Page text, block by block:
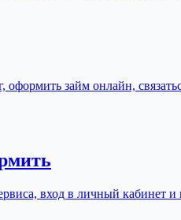
оформить займ онлайн,
вход в личный